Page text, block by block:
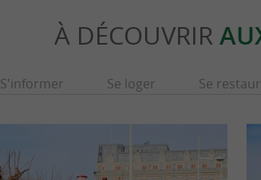
À DÉCOUVRIR
S'informer Se loger Se